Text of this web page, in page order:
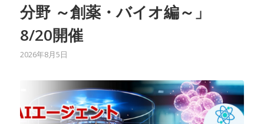
分野 ～創薬・バイオ編～」
8/20開催
2026年8月5日